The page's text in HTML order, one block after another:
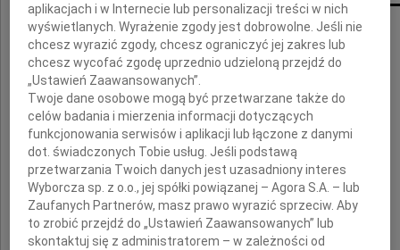
Z wielkim smutkiem informujemy,
że w dniu 1 października 2009 roku
zmarł w wieku 72 lat
prof. dr hab. inż.
aplikacjach i w Internecie lub personalizacji treści w nich
wyświetlanych. Wyrażenie zgody jest dobrowolne. Jeśli nie
chcesz wyrazić zgody, chcesz ograniczyć jej zakres lub
chcesz wycofać zgodę uprzednio udzieloną przejdź do
„Ustawień Zaawansowanych”.
Twoje dane osobowe mogą być przetwarzane także do
celów badania i mierzenia informacji dotyczących
funkcjonowania serwisów i aplikacji lub łączone z danymi
dot. świadczonych Tobie usług. Jeśli podstawą
przetwarzania Twoich danych jest uzasadniony interes
Wyborcza sp. z o.o., jej spółki powiązanej – Agora S.A. – lub
Zaufanych Partnerów, masz prawo wyrazić sprzeciw. Aby
to zrobić przejdź do „Ustawień Zaawansowanych” lub
skontaktuj się z administratorem – w zależności od